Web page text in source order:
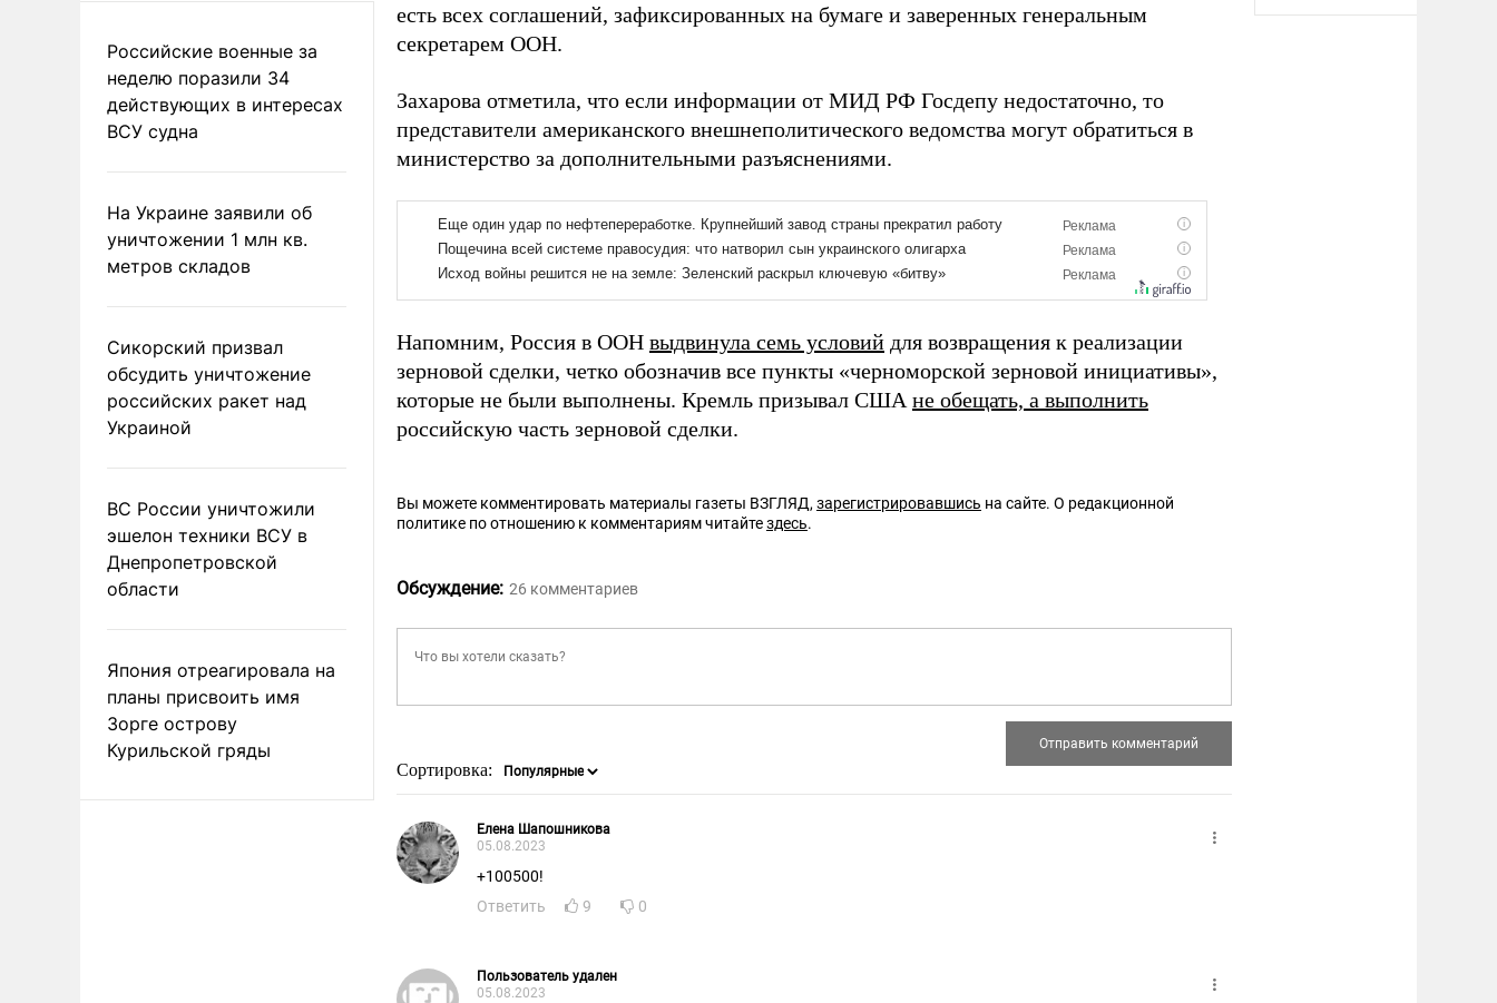
Российские военные за
неделю поразили 34
действующих в интересах
ВСУ судна
На Украине заявили об
уничтожении 1 млн кв.
метров складов
Сикорский призвал
обсудить уничтожение
российских ракет над
Украиной
ВС России уничтожили
эшелон техники ВСУ в
Днепропетровской
области
Япония отреагировала на
планы присвоить имя
Зорге острову
Курильской гряды
есть всех соглашений, зафиксированных на бумаге и заверенных генеральным
секретарем ООН.
Захарова отметила, что если информации от МИД РФ Госдепу недостаточно, то
представители американского внешнеполитического ведомства могут обратиться в
министерство за дополнительными разъяснениями.
Напомним, Россия в ООН выдвинула семь условий для возвращения к реализации
зерновой сделки, четко обозначив все пункты «черноморской зерновой инициативы»,
которые не были выполнены. Кремль призывал СШАне обещать, а выполнить
российскую часть зерновой сделки.
Вы можете комментировать материалы газеты ВЗГЛЯД,зарегистрировавшись на сайте. О редакционной
политике по отношению к комментариям читайтездесь.
Обсуждение: 26 комментариев
Сортировка:
Елена Шапошникова
05.08.2023
+100500!
Ответить
9 0
Пользователь удален
05.08.2023